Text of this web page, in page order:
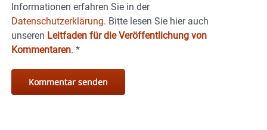
Informationen erfahren Sie in der
Datenschutzerklärung. Bitte lesen Sie hier auch
unseren Leitfaden für die Veröffentlichung von
Kommentaren. *